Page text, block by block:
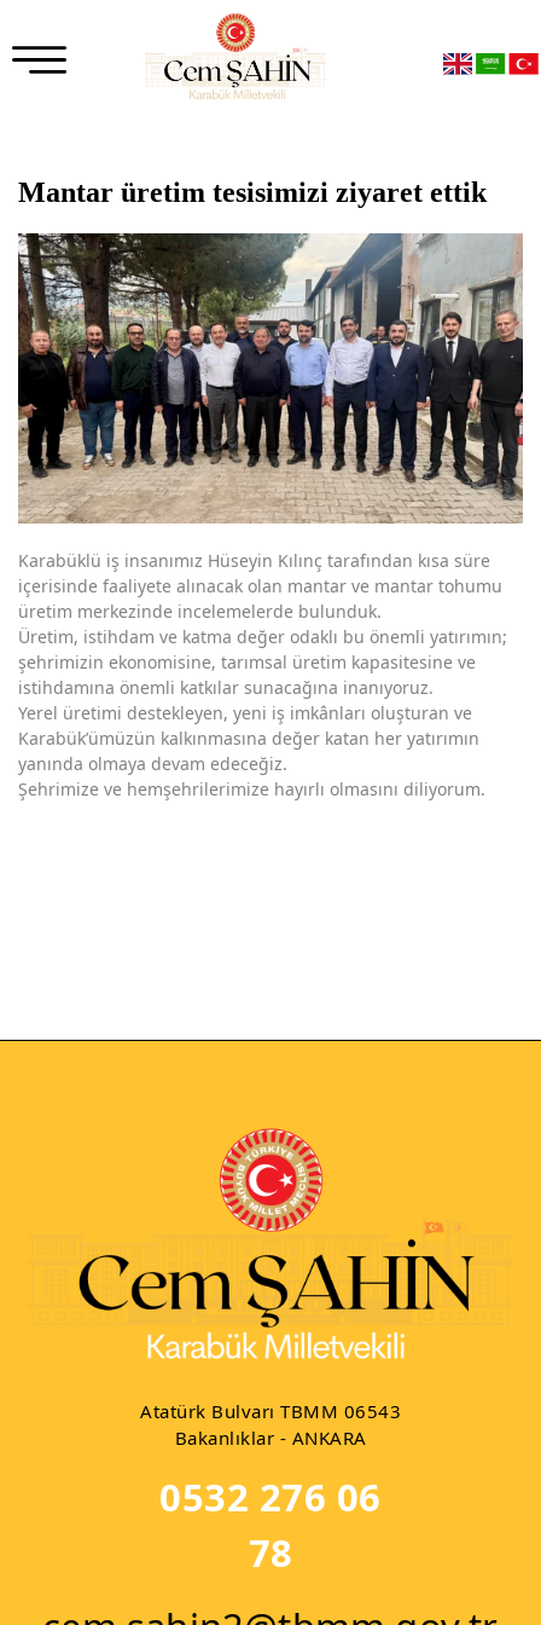
Mantar üretim tesisimizi ziyaret ettik
Karabüklü iş insanımız Hüseyin Kılınç tarafından kısa süre
içerisinde faaliyete alınacak olan mantar ve mantar tohumu
üretim merkezinde incelemelerde bulunduk.
Üretim, istihdam ve katma değer odaklı bu önemli yatırımın;
şehrimizin ekonomisine, tarımsal üretim kapasitesine ve
istihdamına önemli katkılar sunacağına inanıyoruz.
Yerel üretimi destekleyen, yeni iş imkânları oluşturan ve
Karabük’ümüzün kalkınmasına değer katan her yatırımın
yanında olmaya devam edeceğiz.
Şehrimize ve hemşehrilerimize hayırlı olmasını diliyorum.
Atatürk Bulvarı TBMM 06543
Bakanlıklar - ANKARA
0532 276 06
78